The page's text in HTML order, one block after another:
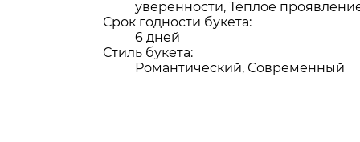
уверенности, Тёплое
Срок годности букета:
6 дней
Стиль букета:
Романтический, Современный